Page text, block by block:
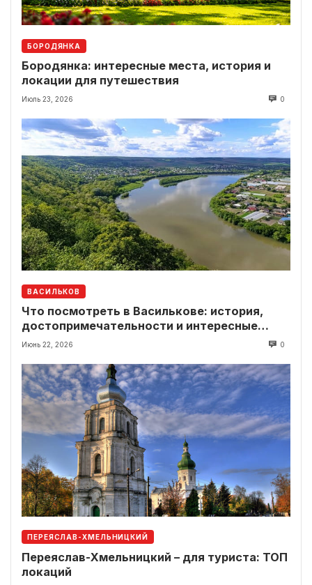
БОРОДЯНКА
Бородянка: интересные места, история и
локации для путешествия
Июль 23, 2026 0
ВАСИЛЬКОВ
Что посмотреть в Василькове: история,
достопримечательности и интересные
локации рядом
Июнь 22, 2026 0
ПЕРЕЯСЛАВ-ХМЕЛЬНИЦКИЙ
Переяслав-Хмельницкий – для туриста: ТОП
локаций